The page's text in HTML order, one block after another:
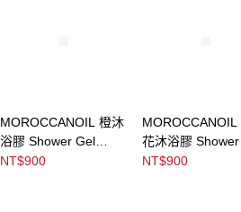
MOROCCANOIL 橙沐
浴膠 Shower Gel
Soleil De Tander
NT$900
MOROCCANOIL
花沐浴膠
Dahlia Rouge
NT$900